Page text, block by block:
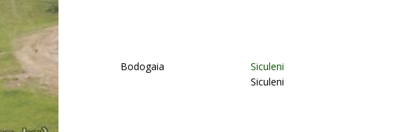
Bodogaia
Siculeni
Siculeni